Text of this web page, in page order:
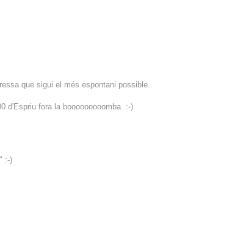
que sigui el més espontani possible.
d'Espriu fora la booooooooomba. :-)
:-)